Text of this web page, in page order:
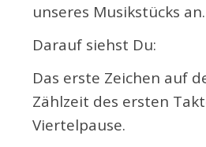
unseres Musikstücks an.
Darauf siehst Du:
Das erste Zeichen auf
Zählzeit des ersten
Viertelpause.